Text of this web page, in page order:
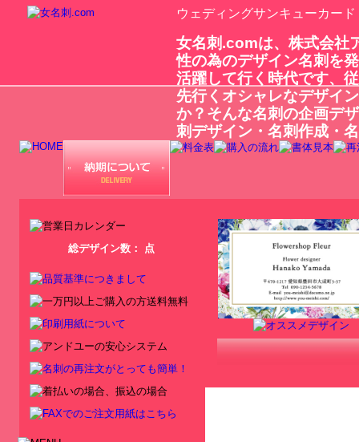
ウェディングサンキューカード
女名刺.comは、株式会社
性の為のデザイン名刺を
活躍して行く時代です、
先行くオシャレなデザイ
か？そんな名刺の企画デ
刺デザイン・名刺作成・
総デザイン数： 点